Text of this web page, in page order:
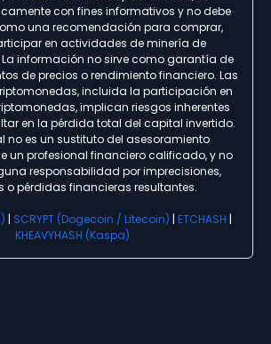
con fines informativos y no debe
una recomendación para comprar,
en actividades de minería de
información no sirve como garantía de
de precios o rendimiento financiero. Las
incluida la participación en
implican riesgos inherentes
en la pérdida total del capital invertido.
no es un sustituto del asesoramiento
un profesional financiero calificado, y no
responsabilidad por imprecisiones,
o pérdidas financieras resultantes.
| SCRYPT (Dogecoin / Litecoin) | ETCHASH |
KHEAVYHASH (Kaspa)